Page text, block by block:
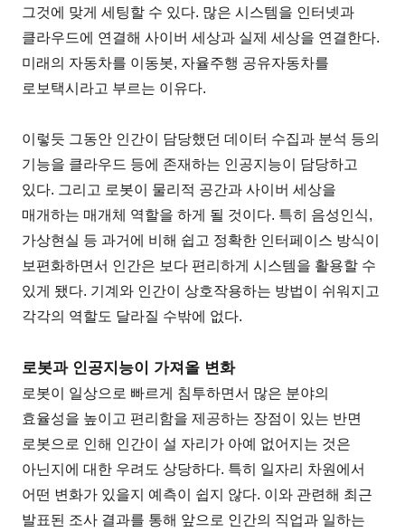
그것에 맞게 세팅할 수 있다. 많은 시스템을 인터넷과
클라우드에 연결해 사이버 세상과 실제 세상을 연결한다.
미래의 자동차를 이동봇, 자율주행 공유자동차를
로보택시라고 부르는 이유다.
이렇듯 그동안 인간이 담당했던 데이터 수집과 분석 등의
기능을 클라우드 등에 존재하는 인공지능이 담당하고
있다. 그리고 로봇이 물리적 공간과 사이버 세상을
매개하는 매개체 역할을 하게 될 것이다. 특히 음성인식,
가상현실 등 과거에 비해 쉽고 정확한 인터페이스 방식이
보편화하면서 인간은 보다 편리하게 시스템을 활용할 수
있게 됐다. 기계와 인간이 상호작용하는 방법이 쉬워지고
각각의 역할도 달라질 수밖에 없다.
로봇과 인공지능이 가져올 변화
로봇이 일상으로 빠르게 침투하면서 많은 분야의
효율성을 높이고 편리함을 제공하는 장점이 있는 반면
로봇으로 인해 인간이 설 자리가 아예 없어지는 것은
아닌지에 대한 우려도 상당하다. 특히 일자리 차원에서
어떤 변화가 있을지 예측이 쉽지 않다. 이와 관련해 최근
발표된 조사 결과를 통해 앞으로 인간의 직업과 일하는